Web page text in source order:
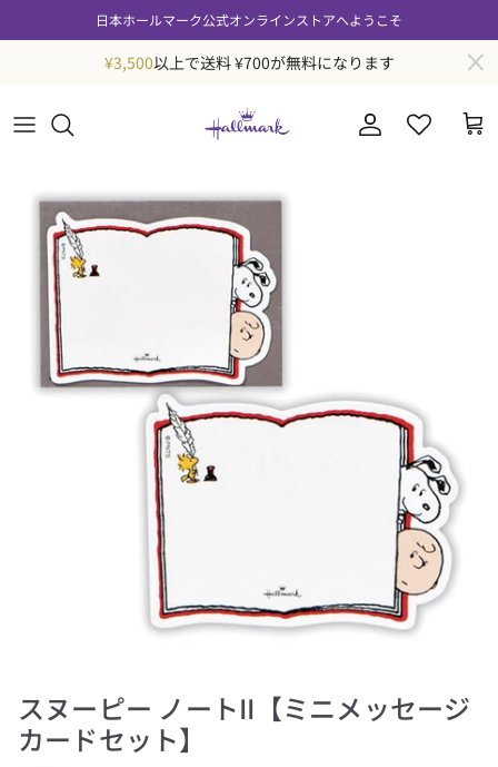
コンテンツへスキップ日本ホールマーク公式オンラインストアへようこそ
¥3,500以上で送料 ¥700が無料になります
ログイン / 会員
スヌーピー ノートII【ミニメッセージ
カードセット】